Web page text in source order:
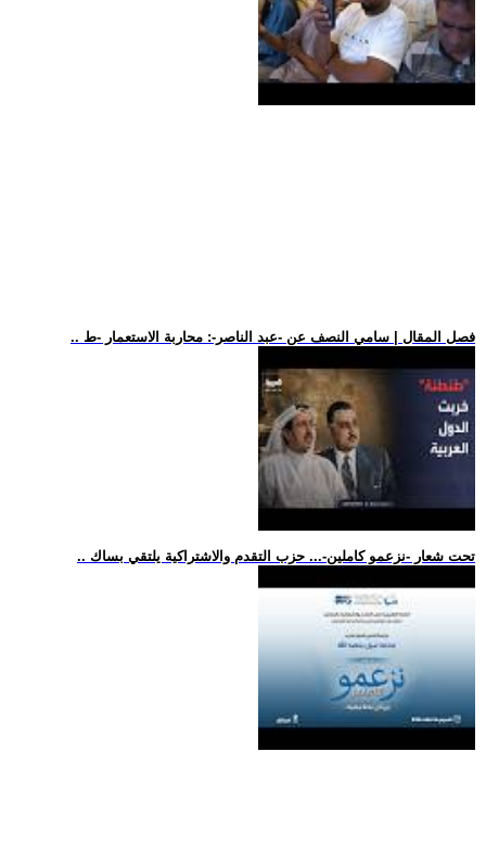
.. فصل المقال | سامي النصف عن -عبد الناصر-: محاربة الاستعمار -ط
.. تحت شعار -نزعمو كاملين-... حزب التقدم والاشتراكية يلتقي بساك